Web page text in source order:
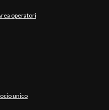
operatori
unico